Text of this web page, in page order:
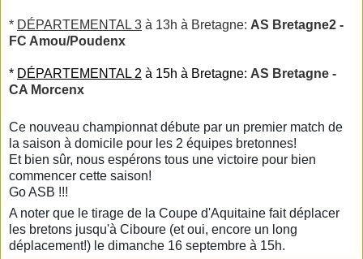
* DÉPARTEMENTAL 3 à 13h à Bretagne: AS Bretagne2 -
FC Amou/Poudenx
* DÉPARTEMENTAL 2 à 15h à Bretagne: AS Bretagne -
CA Morcenx
Ce nouveau championnat débute par un premier match de
la saison à domicile pour les 2 équipes bretonnes!
Et bien sûr, nous espérons tous une victoire pour bien
commencer cette saison!
Go ASB !!!
A noter que le tirage de la Coupe d'Aquitaine fait déplacer
les bretons jusqu'à Ciboure (et oui, encore un long
déplacement!) le dimanche 16 septembre à 15h.